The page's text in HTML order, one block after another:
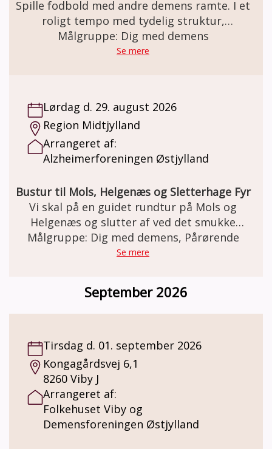
Spille fodbold med andre demens ramte. I et
roligt tempo med tydelig struktur,
gentagelser, tålmodighed og omsorg. Kom
og være med når FC Demens træner fodbold
fodboldspiller eller aldrig har haft
fodboldstøvlerne på før.
Målgruppe: Dig med demens
Se mere
Lørdag d. 29. august 2026
Region Midtjylland
Arrangeret af:
Alzheimerforeningen Østjylland
Bustur til Mols, Helgenæs og Sletterhage Fyr
Vi skal på en guidet rundtur på Mols og
Helgenæs og slutter af ved det smukke
Sletterhage Fyr.
Målgruppe: Dig med demens, Pårørende
Se mere
September 2026
Tirsdag d. 01. september 2026
Kongagårdsvej 6,1
8260 Viby J
Arrangeret af:
Folkehuset Viby og
Demensforeningen Østjylland